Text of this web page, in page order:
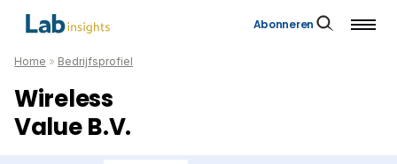
Abonneren
Home » Bedrijfsprofiel
Wireless
Value B.V.